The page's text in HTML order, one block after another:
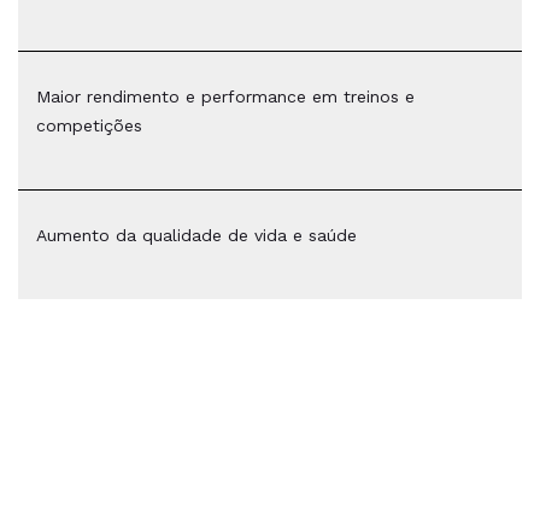
Maior rendimento e performance em treinos e
competições
Aumento da qualidade de vida e saúde